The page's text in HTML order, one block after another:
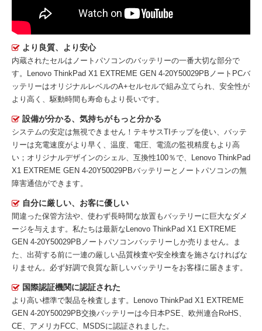
より良質、より安心
内蔵されたセルはノートパソコンのバッテリーの一番大切な部分で
す。
Lenovo ThinkPad X1 EXTREME GEN 4-20Y50029PBノートPCバ
ッテリーはオリジナルレベルのA+セルセルで組み立てられ、安全性が
より高く、駆動時間も寿命もより長いです。
設備が分かる、気持ちがもっと分かる
システムの安定は無視できません！テキサスTIチップを使い、バッテ
リーは充電速度がより早く、温度、電圧、電流の監視精度もより高
い；オリジナルデザインのシェル、互換性100％で、Lenovo ThinkPad
X1 EXTREME GEN 4-20Y50029PBバッテリーとノートパソコンの無
障害通信ができます。
自分に厳しい、お客に優しい
間違った保管方法や、使わず長時間な放置もバッテリーに巨大なダメ
ージを与えます。私たちは最新な Lenovo ThinkPad X1 EXTREME
GEN 4-20Y50029PBノートパソコンバッテリー しか売りません。ま
た、出荷する前に一連の厳しい品質検査や安全検査を施さなければな
りません。必ず好調で良質な新しいバッテリーをお客様に届きます。
国際認証機関に認証された
より高い標準で製品を検査します。Lenovo ThinkPad X1 EXTREME
GEN 4-20Y50029PB交換バッテリーは今日本PSE、欧州連合RoHS、
CE、アメリカFCC、MSDSに認証されました。